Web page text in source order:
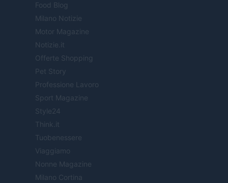
Food Blog
Milano Notizie
Motor Magazine
Notizie.it
Offerte Shopping
Pet Story
Professione Lavoro
Sport Magazine
Style24
Think.it
Tuobenessere
Viaggiamo
Nonne Magazine
Milano Cortina